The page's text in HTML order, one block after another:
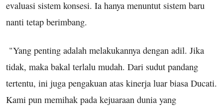
evaluasi sistem konsesi. Ia hanya menuntut sistem baru
nanti tetap berimbang.
"Yang penting adalah melakukannya dengan adil. Jika
tidak, maka bakal terlalu mudah. Dari sudut pandang
tertentu, ini juga pengakuan atas kinerja luar biasa Ducati.
Kami pun memihak pada kejuaraan dunia yang